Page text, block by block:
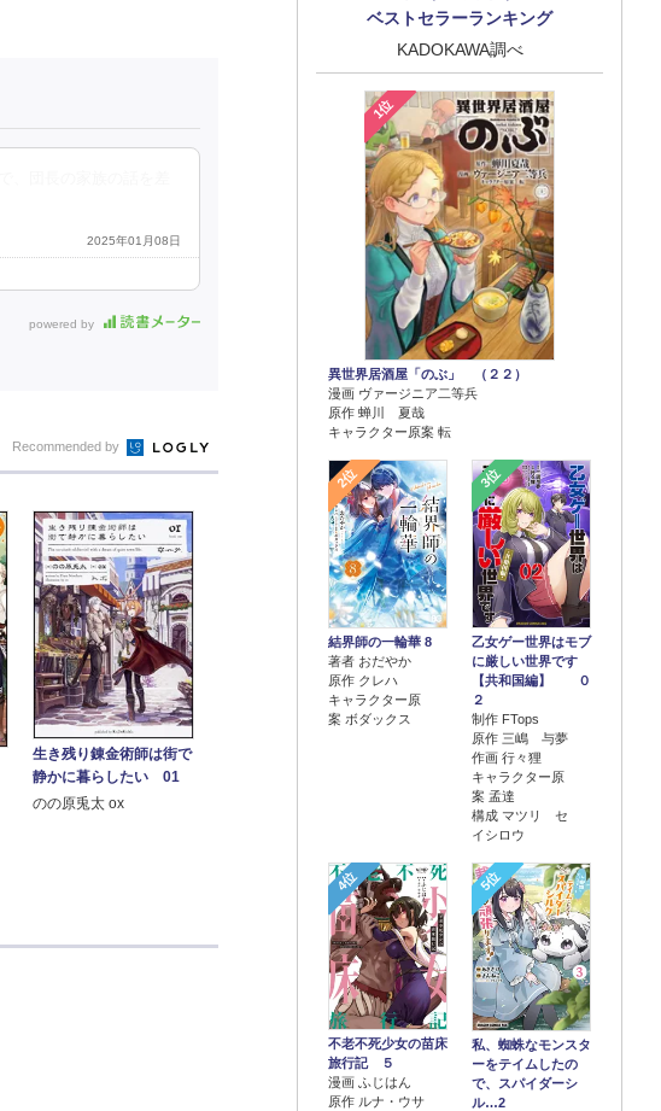
2025年01月08日
powered by
ベストセラーランキング
KADOKAWA調べ
1位
異世界居酒屋「のぶ」 （２２）
漫画 ヴァージニア二等兵
原作 蝉川 夏哉
キャラクター原案 転
2位
結界師の一輪華 8
著者 おだやか
原作 クレハ
キャラクター原
案 ボダックス
3位
乙女ゲー世界はモブ
に厳しい世界です
【共和国編】 ０
２
制作 FTops
原作 三嶋 与夢
作画 行々狸
キャラクター原
案 孟達
構成 マツリ セ
イシロウ
4位
不老不死少女の苗床
旅行記 ５
漫画 ふじはん
原作 ルナ・ウサ
5位
私、蜘蛛なモンスタ
ーをテイムしたの
で、スパイダーシ
ル…2
Recommended by
生き残り錬金術師は街で
静かに暮らしたい 01
のの原兎太 ox